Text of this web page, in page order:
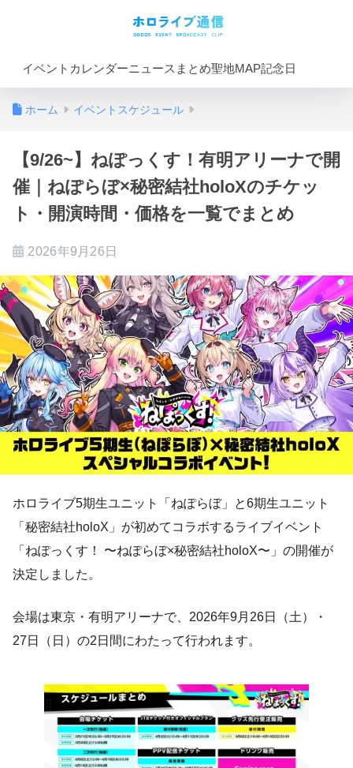
イベントカレンダーニュースまとめ聖地MAP記念日
ホーム イベントスケジュール
【9/26~】ねぽっくす！有明アリーナで開
催｜ねぽらぼ×秘密結社holoXのチケッ
ト・開演時間・価格を一覧でまとめ
2026年9月26日
ホロライブ5期生ユニット「ねぽらぼ」と6期生ユニット
「秘密結社holoX」が初めてコラボするライブイベント
「ねぽっくす！ 〜ねぽらぼ×秘密結社holoX〜」の開催が
決定しました。
会場は東京・有明アリーナで、2026年9月26日（土）・
27日（日）の2日間にわたって行われます。